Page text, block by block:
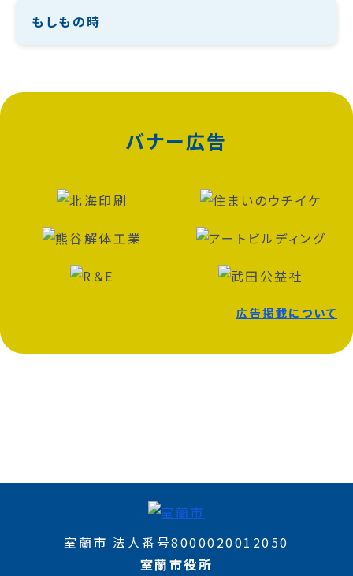
もしもの時
バナー広告
広告掲載について
室蘭市 法人番号8000020012050
室蘭市役所